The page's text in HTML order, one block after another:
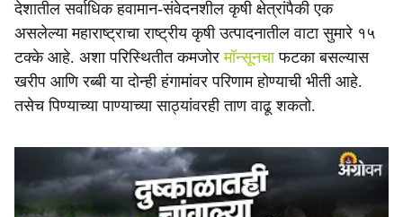
देशातील सर्वाधिक हवामान-संवेदनशील कृषी क्षेत्रांपैकी एक
असलेल्या महाराष्ट्राचा राष्ट्रीय कृषी उत्पादनातील वाटा सुमारे १५
टक्के आहे. अशा परिस्थितीत कमजोरमॉन्सूनचाफटका बसल्यास
खरीप आणि रब्बी या दोन्ही हंगामांवर परिणाम होण्याची भीती आहे.
तसेच पिण्याच्या पाण्याच्या साठ्यांवरही ताण वाढू शकतो.